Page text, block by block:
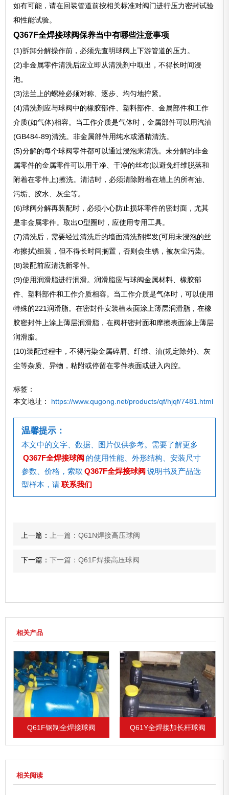
如有可能，请在回装管道前按相关标准对阀门进行压力密封试验
和性能试验。
Q367F全焊接球阀保养当中有哪些注意事项
(1)拆卸分解操作前，必须先查明球阀上下游管道的压力。
(2)非金属零件清洗后应立即从清洗剂中取出，不得长时间浸
泡。
(3)法兰上的螺栓必须对称、逐步、均匀地拧紧。
(4)清洗剂应与球阀中的橡胶部件、塑料部件、金属部件和工作
介质(如气体)相容。当工作介质是气体时，金属部件可以用汽油
(GB484-89)清洗。非金属部件用纯水或酒精清洗。
(5)分解的每个球阀零件都可以通过浸泡来清洗。未分解的非金
属零件的金属零件可以用干净、干净的丝布(以避免纤维脱落和
附着在零件上)擦洗。清洁时，必须清除附着在墙上的所有油、
污垢、胶水、灰尘等。
(6)球阀分解再装配时，必须小心防止损坏零件的密封面，尤其
是非金属零件。取出O型圈时，应使用专用工具。
(7)清洗后，需要经过清洗后的墙面清洗剂挥发(可用未浸泡的丝
布擦拭)组装，但不得长时间搁置，否则会生锈，被灰尘污染。
(8)装配前应清洗新零件。
(9)使用润滑脂进行润滑。润滑脂应与球阀金属材料、橡胶部
件、塑料部件和工作介质相容。当工作介质是气体时，可以使用
特殊的221润滑脂。在密封件安装槽表面涂上薄层润滑脂，在橡
胶密封件上涂上薄层润滑脂，在阀杆密封面和摩擦表面涂上薄层
润滑脂。
(10)装配过程中，不得污染金属碎屑、纤维、油(规定除外)、灰
尘等杂质、异物，粘附或停留在零件表面或进入内腔。
标签：
本文地址： https://www.qugong.net/products/qf/hjqf/7481.html
温馨提示：
本文中的文字、数据、图片仅供参考。需要了解更多
Q367F全焊接球阀 的使用性能、外形结构、安装尺寸
参数、价格，索取 Q367F全焊接球阀 说明书及产品选
型样本，请联系我们
上一篇：上一篇：Q61N焊接高压球阀
下一篇：下一篇：Q61F焊接高压球阀
相关产品
Q61F钢制全焊接球阀 Q61Y全焊接加长杆球阀
相关阅读